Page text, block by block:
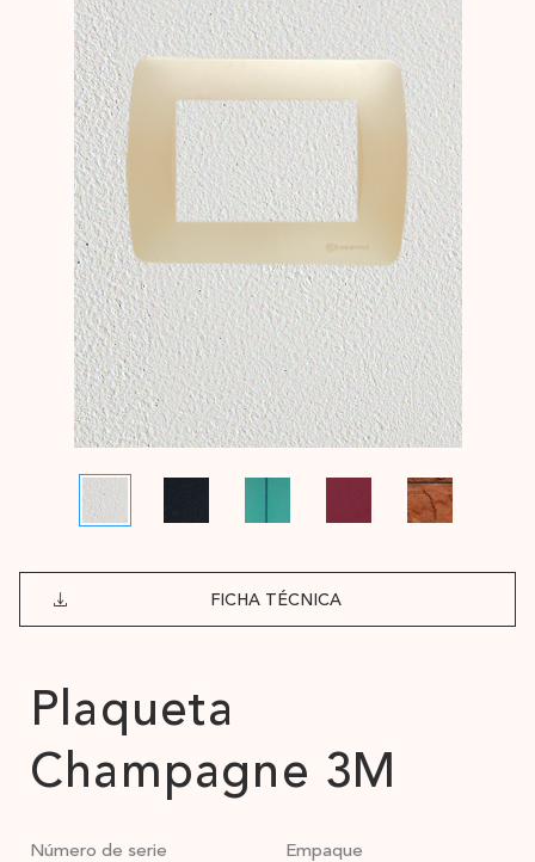
FICHA TÉCNICA
Plaqueta
Champagne 3M
Número de serie Empaque